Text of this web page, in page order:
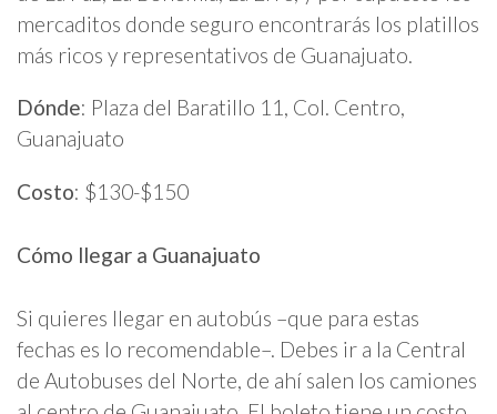
mercaditos donde seguro encontrarás los platillos
más ricos y representativos de Guanajuato.
Dónde: Plaza del Baratillo 11, Col. Centro,
Guanajuato
Costo: $130-$150
Cómo llegar a Guanajuato
Si quieres llegar en autobús –que para estas
fechas es lo recomendable–. Debes ir a la Central
de Autobuses del Norte, de ahí salen los camiones